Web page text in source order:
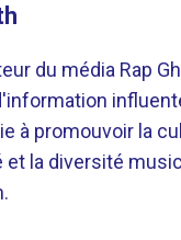
du média Rap
à promouvoir la
et la diversité